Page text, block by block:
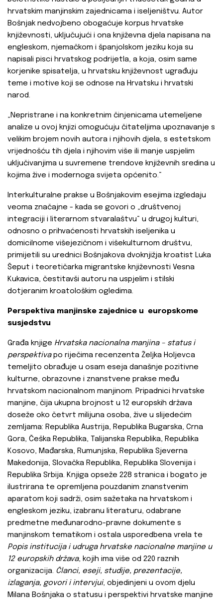
hrvatskim manjinskim zajednicama i iseljeništvu. Autor
Bošnjak nedvojbeno obogaćuje korpus hrvatske
književnosti, uključujući i ona književna djela napisana na
engleskom, njemačkom i španjolskom jeziku koja su
napisali pisci hrvatskog podrijetla, a koja, osim same
korjenike spisatelja, u hrvatsku književnost ugrađuju
teme i motive koji se odnose na Hrvatsku i hrvatski
narod.
„Nepristrane i na konkretnim činjenicama utemeljene
analize u ovoj knjizi omogućuju čitateljima upoznavanje s
velikim brojem novih autora i njihovih djela, s estetskom
vrijednošću tih djela i njihovim više ili manje uspjelim
uključivanjima u suvremene trendove književnih sredina u
kojima žive i modernoga svijeta općenito.“
Interkulturalne prakse u Bošnjakovim esejima izgledaju
veoma značajne - kada se govori o „društvenoj
integraciji i literarnom stvaralaštvu“ u drugoj kulturi,
odnosno o prihvaćenosti hrvatskih iseljenika u
domicilnome višejezičnom i višekulturnom društvu,
primijetili su urednici Bošnjakova dvoknjižja kroatist Luka
Šeput i teoretičarka migrantske književnosti Vesna
Kukavica, čestitavši autoru na uspjelim i stilski
dotjeranim kroatološkim ogledima.
Perspektiva manjinske zajednice u europskome
susjedstvu
Građa knjige Hrvatska nacionalna manjina – status i
perspektivapo riječima recenzenta Željka Holjevca
temeljito obrađuje u osam eseja današnje pozitivne
kulturne, obrazovne i znanstvene prakse među
hrvatskom nacionalnom manjinom. Pripadnici hrvatske
manjine, čija ukupna brojnost u 12 europskih država
doseže oko četvrt milijuna osoba, žive u slijedećim
zemljama: Republika Austrija, Republika Bugarska, Crna
Gora, Češka Republika, Talijanska Republika, Republika
Kosovo, Mađarska, Rumunjska, Republika Sjeverna
Makedonija, Slovačka Republika, Republika Slovenija i
Republika Srbija. Knjiga opseže 228 stranica i bogato je
ilustrirana te opremljena pouzdanim znanstvenim
aparatom koji sadrži, osim sažetaka na hrvatskom i
engleskom jeziku, izabranu literaturu, odabrane
predmetne međunarodno-pravne dokumente s
manjinskom tematikom i ostala usporedbena vrela te
Popis institucija i udruga hrvatske nacionalne manjine u
12 europskih država, kojih ima više od 220 raznih
organizacija. Članci, eseji, studije, prezentacije,
izlaganja, govori i intervjui, objedinjeni u ovom djelu
Milana Bošnjaka o statusu i perspektivi hrvatske manjine